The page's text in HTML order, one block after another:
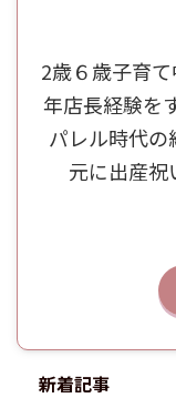
2歳６歳子育
年店長経験を
パレル時代の
元に出産祝
新着記事